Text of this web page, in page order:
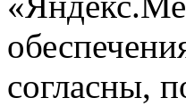
согласны,